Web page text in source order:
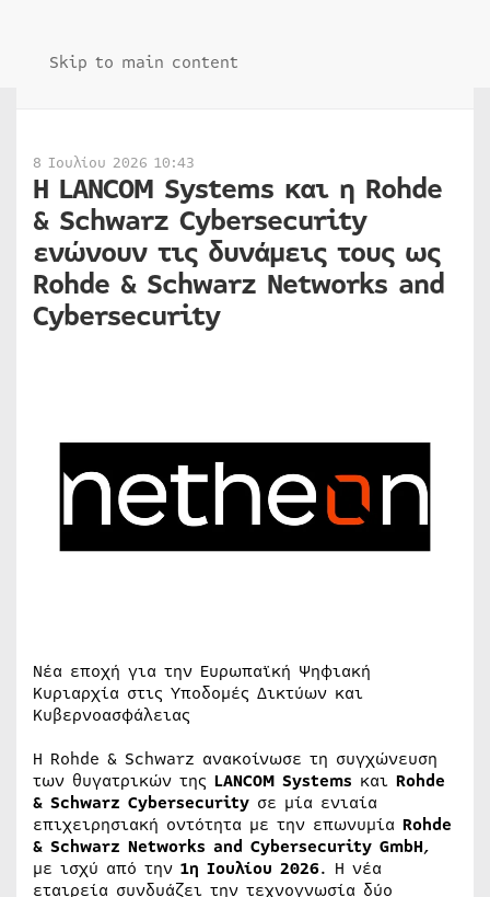
Skip to main content
8 Ιουλίου 2026 10:43
Η LANCOM Systems και η Rohde
& Schwarz Cybersecurity
ενώνουν τις δυνάμεις τους ως
Rohde & Schwarz Networks and
Cybersecurity
Νέα εποχή για την Ευρωπαϊκή Ψηφιακή
Κυριαρχία στις Υποδομές Δικτύων και
Κυβερνοασφάλειας
Η Rohde & Schwarz ανακοίνωσε τη συγχώνευση
των θυγατρικών της LANCOM Systems και Rohde
& Schwarz Cybersecurity σε μία ενιαία
επιχειρησιακή οντότητα με την επωνυμία Rohde
& Schwarz Networks and Cybersecurity GmbH,
με ισχύ από την 1η Ιουλίου 2026. Η νέα
εταιρεία συνδυάζει την τεχνογνωσία δύο